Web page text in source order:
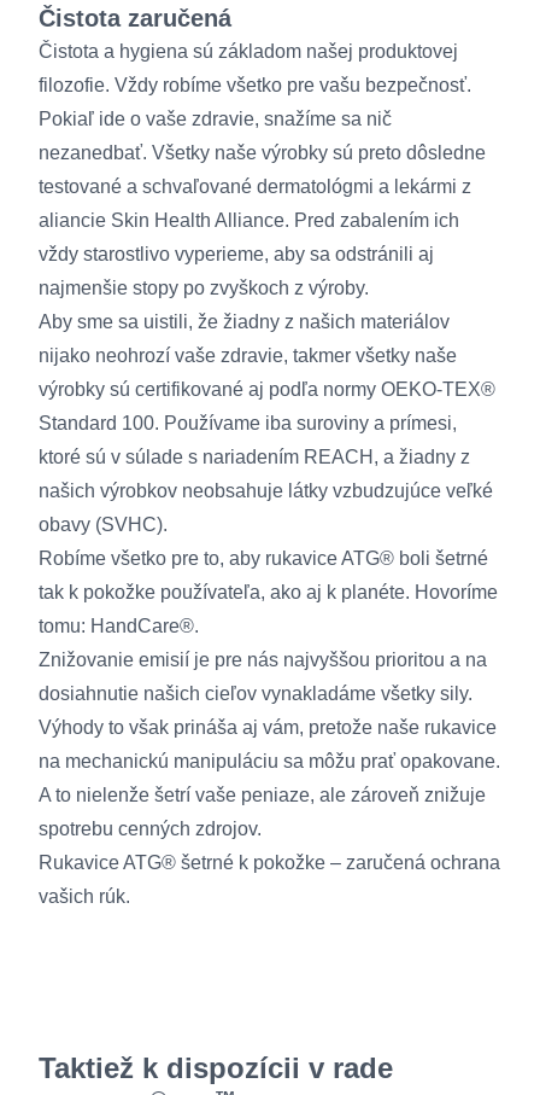
Čistota zaručená
Čistota a hygiena sú základom našej produktovej
filozofie. Vždy robíme všetko pre vašu bezpečnosť.
Pokiaľ ide o vaše zdravie, snažíme sa nič
nezanedbať. Všetky naše výrobky sú preto dôsledne
testované a schvaľované dermatológmi a lekármi z
aliancie Skin Health Alliance. Pred zabalením ich
vždy starostlivo vyperieme, aby sa odstránili aj
najmenšie stopy po zvyškoch z výroby.
Aby sme sa uistili, že žiadny z našich materiálov
nijako neohrozí vaše zdravie, takmer všetky naše
výrobky sú certifikované aj podľa normy OEKO-TEX®
Standard 100. Používame iba suroviny a prímesi,
ktoré sú v súlade s nariadením REACH, a žiadny z
našich výrobkov neobsahuje látky vzbudzujúce veľké
obavy (SVHC).
Robíme všetko pre to, aby rukavice ATG® boli šetrné
tak k pokožke používateľa, ako aj k planéte. Hovoríme
tomu: HandCare®.
Znižovanie emisií je pre nás najvyššou prioritou a na
dosiahnutie našich cieľov vynakladáme všetky sily.
Výhody to však prináša aj vám, pretože naše rukavice
na mechanickú manipuláciu sa môžu prať opakovane.
A to nielenže šetrí vaše peniaze, ale zároveň znižuje
spotrebu cenných zdrojov.
Rukavice ATG® šetrné k pokožke – zaručená ochrana
vašich rúk.
Taktiež k dispozícii v rade